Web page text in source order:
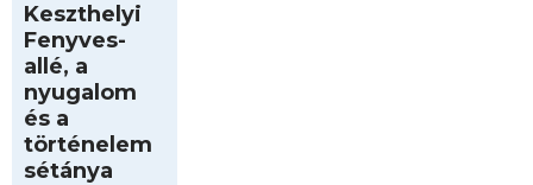
Keszthelyi
Fenyves-
allé, a
nyugalom
és a
történelem
sétánya